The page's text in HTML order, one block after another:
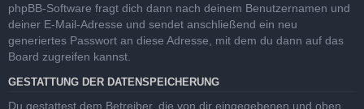
phpBB-Software fragt dich dann nach deinem Benutzernamen und
deiner E-Mail-Adresse und sendet anschließend ein neu
generiertes Passwort an diese Adresse, mit dem du dann auf das
Board zugreifen kannst.
GESTATTUNG DER DATENSPEICHERUNG
Du gestattest dem Betreiber, die von dir eingegebenen und oben